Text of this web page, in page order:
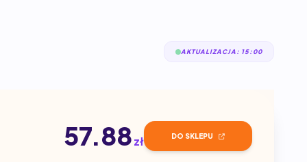
AKTUALIZACJA: 15:00
57.88zł DO SKLEPU